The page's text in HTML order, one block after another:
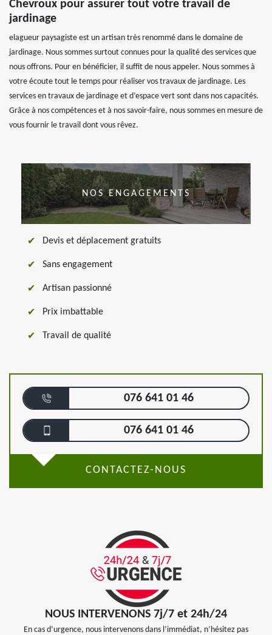
Chevroux pour assurer tout votre travail de
jardinage
elagueur paysagiste est un artisan très renommé dans le domaine de
jardinage. Nous sommes surtout connues pour la qualité des services que
nous offrons. Pour en bénéficier, il suffit de nous appeler. Nous sommes à
votre écoute tout le temps pour réaliser vos travaux de jardinage. Les
services en travaux de jardinage et d’espace vert sont dans nos capacités.
Grâce à nos compétences et à nos savoir-faire, nous sommes en mesure de
vous fournir le travail dont vous rêvez.
NOS ENGAGEMENTS
Devis et déplacement gratuits
Sans engagement
Artisan passionné
Prix imbattable
Travail de qualité
076 641 01 46
076 641 01 46
CONTACTEZ-NOUS
NOUS INTERVENONS 7j/7 et 24h/24
En cas d’urgence, nous intervenons dans l’immédiat, n’hésitez pas